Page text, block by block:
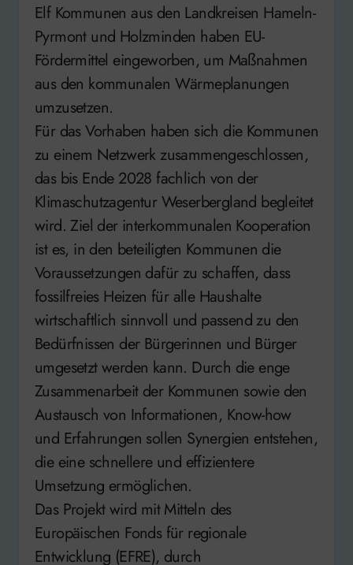
Elf Kommunen aus den Landkreisen Hameln-
Pyrmont und Holzminden haben EU-
Fördermittel eingeworben, um Maßnahmen
aus den kommunalen Wärmeplanungen
umzusetzen.
Für das Vorhaben haben sich die Kommunen
zu einem Netzwerk zusammengeschlossen,
das bis Ende 2028 fachlich von der
Klimaschutzagentur Weserbergland begleitet
wird. Ziel der interkommunalen Kooperation
ist es, in den beteiligten Kommunen die
Voraussetzungen dafür zu schaffen, dass
fossilfreies Heizen für alle Haushalte
wirtschaftlich sinnvoll und passend zu den
Bedürfnissen der Bürgerinnen und Bürger
umgesetzt werden kann. Durch die enge
Zusammenarbeit der Kommunen sowie den
Austausch von Informationen, Know-how
und Erfahrungen sollen Synergien entstehen,
die eine schnellere und effizientere
Umsetzung ermöglichen.
Das Projekt wird mit Mitteln des
Europäischen Fonds für regionale
Entwicklung (EFRE), durch